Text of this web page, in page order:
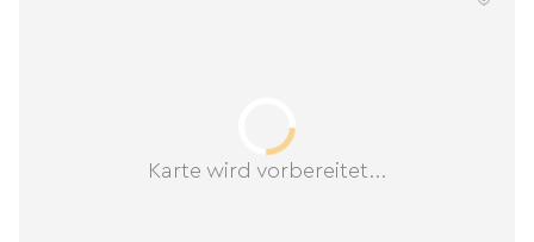
Karte wird vorbereitet...